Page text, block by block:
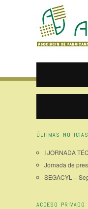
ÚLTIMAS NOTICIAS
I JORNADA
Jornada de
SEGACYL –
ACCESO PRIVADO